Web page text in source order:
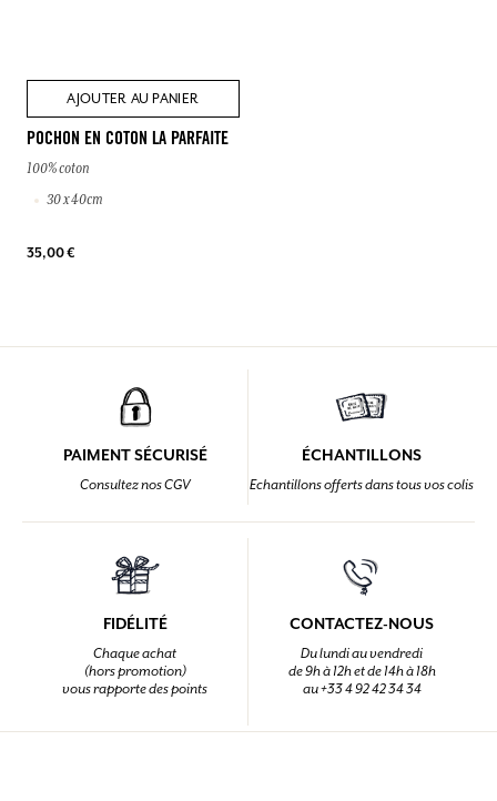
AJOUTER AU PANIER
POCHON EN COTON LA PARFAITE
100% coton
30 x 40cm
35,00 €
PAIMENT SÉCURISÉ
Consultez nos CGV
ÉCHANTILLONS
Echantillons offerts dans tous vos colis
FIDÉLITÉ
Chaque achat
(hors promotion)
vous rapporte des points
CONTACTEZ-NOUS
Du lundi au vendredi
de 9h à 12h et de 14h à 18h
au +33 4 92 42 34 34